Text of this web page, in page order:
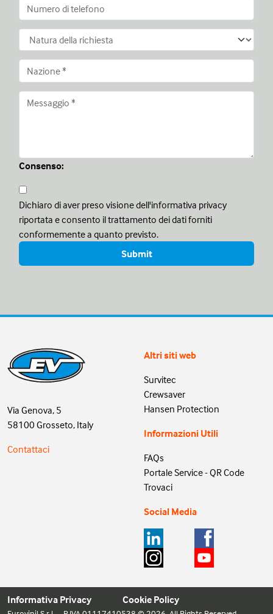
Consenso:
Dichiaro di aver preso visione dell'informativa privacy
riportata e consento il trattamento dei dati forniti
conformemente a quanto previsto.
Via Genova, 5
58100 Grosseto, Italy
Contattaci
Altri siti web
Survitec
Crewsaver
Hansen Protection
Informazioni Utili
FAQs
Portale Service - QR Code
Trovaci
Social Media
Informativa Privacy Cookie Policy